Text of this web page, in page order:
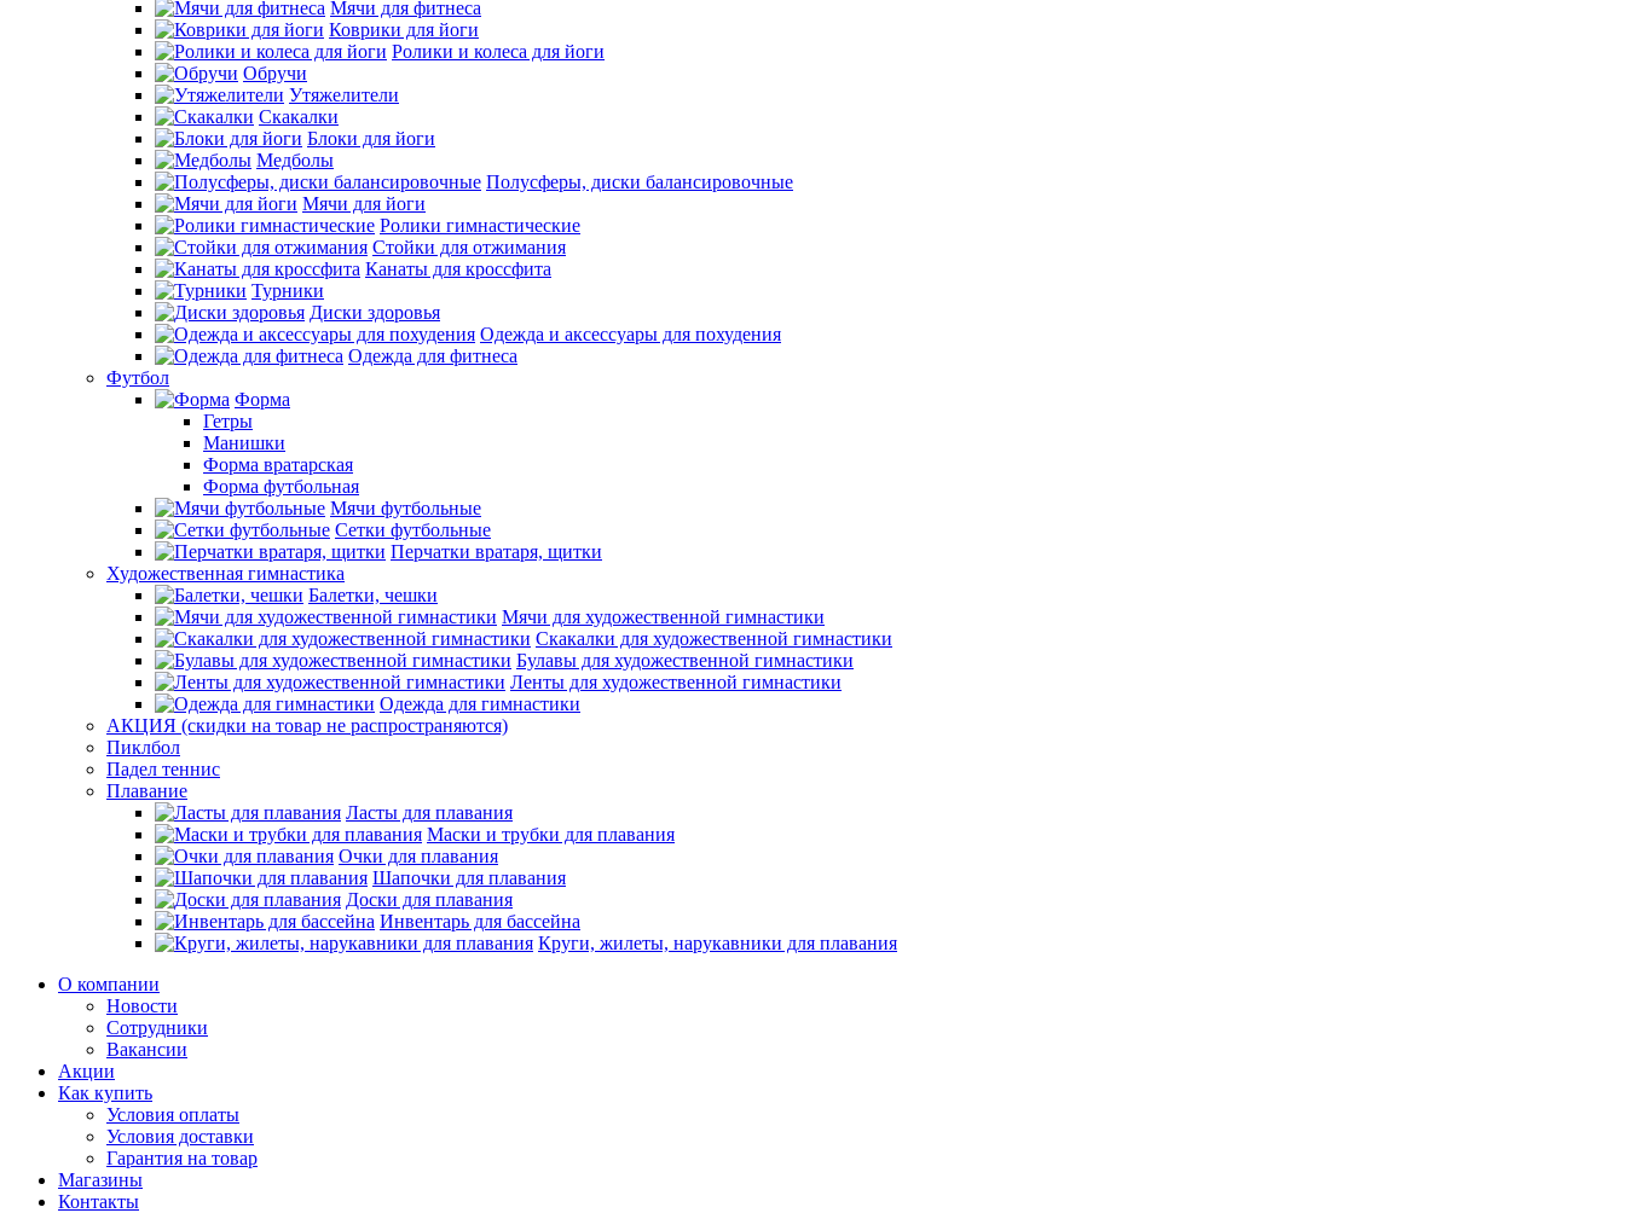
Мячи для фитнеса
Коврики для йоги
Ролики и колеса для йоги
Обручи
Утяжелители
Скакалки
Блоки для йоги
Медболы
Полусферы, диски балансировочные
Мячи для йоги
Ролики гимнастические
Стойки для отжимания
Канаты для кроссфита
Турники
Диски здоровья
Одежда и аксессуары для похудения
Одежда для фитнеса
Футбол
Форма
Гетры
Манишки
Форма вратарская
Форма футбольная
Мячи футбольные
Сетки футбольные
Перчатки вратаря, щитки
Художественная гимнастика
Балетки, чешки
Мячи для художественной гимнастики
Скакалки для художественной гимнастики
Булавы для художественной гимнастики
Ленты для художественной гимнастики
Одежда для гимнастики
АКЦИЯ (скидки на товар не распространяются)
Пиклбол
Падел теннис
Плавание
Ласты для плавания
Маски и трубки для плавания
Очки для плавания
Шапочки для плавания
Доски для плавания
Инвентарь для бассейна
Круги, жилеты, нарукавники для плавания
О компании
Новости
Сотрудники
Вакансии
Акции
Как купить
Условия оплаты
Условия доставки
Гарантия на товар
Магазины
Контакты